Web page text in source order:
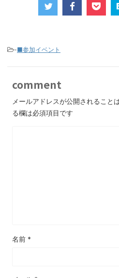
-■参加イベント
comment
メールアドレスが公開されること
る欄は必須項目です
名前 *